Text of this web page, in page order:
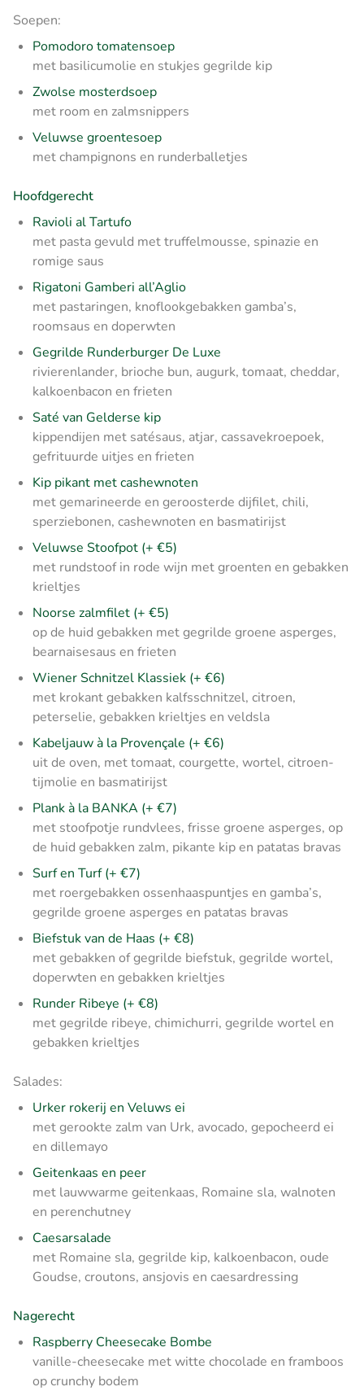
Soepen:
Pomodoro tomatensoep
met basilicumolie en stukjes gegrilde kip
Zwolse mosterdsoep
met room en zalmsnippers
Veluwse groentesoep
met champignons en runderballetjes
Hoofdgerecht
Ravioli al Tartufo
met pasta gevuld met truffelmousse, spinazie en
romige saus
Rigatoni Gamberi all’Aglio
met pastaringen, knoflookgebakken gamba’s,
roomsaus en doperwten
Gegrilde Runderburger De Luxe
rivierenlander, brioche bun, augurk, tomaat, cheddar,
kalkoenbacon en frieten
Saté van Gelderse kip
kippendijen met satésaus, atjar, cassavekroepoek,
gefrituurde uitjes en frieten
Kip pikant met cashewnoten
met gemarineerde en geroosterde dijfilet, chili,
sperziebonen, cashewnoten en basmatirijst
Veluwse Stoofpot (+ €5)
met rundstoof in rode wijn met groenten en gebakken
krieltjes
Noorse zalmfilet (+ €5)
op de huid gebakken met gegrilde groene asperges,
bearnaisesaus en frieten
Wiener Schnitzel Klassiek (+ €6)
met krokant gebakken kalfsschnitzel, citroen,
peterselie, gebakken krieltjes en veldsla
Kabeljauw à la Provençale (+ €6)
uit de oven, met tomaat, courgette, wortel, citroen-
tijmolie en basmatirijst
Plank à la BANKA (+ €7)
met stoofpotje rundvlees, frisse groene asperges, op
de huid gebakken zalm, pikante kip en patatas bravas
Surf en Turf (+ €7)
met roergebakken ossenhaaspuntjes en gamba’s,
gegrilde groene asperges en patatas bravas
Biefstuk van de Haas (+ €8)
met gebakken of gegrilde biefstuk, gegrilde wortel,
doperwten en gebakken krieltjes
Runder Ribeye (+ €8)
met gegrilde ribeye, chimichurri, gegrilde wortel en
gebakken krieltjes
Salades:
Urker rokerij en Veluws ei
met gerookte zalm van Urk, avocado, gepocheerd ei
en dillemayo
Geitenkaas en peer
met lauwwarme geitenkaas, Romaine sla, walnoten
en perenchutney
Caesarsalade
met Romaine sla, gegrilde kip, kalkoenbacon, oude
Goudse, croutons, ansjovis en caesardressing
Nagerecht
Raspberry Cheesecake Bombe
vanille-cheesecake met witte chocolade en framboos
op crunchy bodem